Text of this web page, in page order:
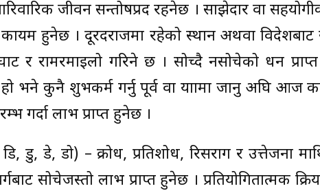
जीवन सन्तोषप्रद रहनेछ । साझेदार वा
हुनेछ । दूरदराजमा रहेको स्थान अथवा विदेशबाट
र रामरमाइलो गरिने छ । सोच्दै नसोचेको धन
कुनै शुभकर्म गर्नु पूर्व वा यात्रामा जानु अघि आज
गर्दा लाभ प्राप्त हुनेछ ।
डु, डे, डो) – क्रोध, प्रतिशोध, रिसराग र उत्तेजना माथि
सोचेजस्तो लाभ प्राप्त हुनेछ । प्रतियोगितात्मक